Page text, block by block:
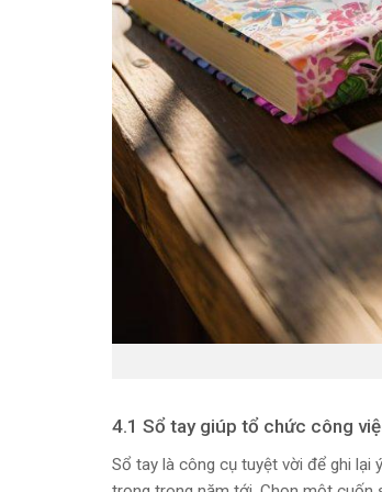
4.1 Sổ tay giúp tổ chức công
Sổ tay là công cụ tuyệt vời để ghi lại